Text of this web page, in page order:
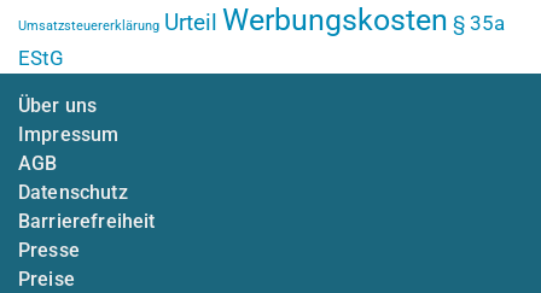
Umsatzsteuererklärung Urteil Werbungskosten § 35a
EStG
Über uns
Impressum
AGB
Datenschutz
Barrierefreiheit
Presse
Preise